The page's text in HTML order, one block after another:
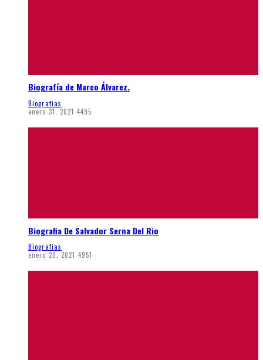
Biografía de Marco Álvarez.
Biografias
enero 31, 2021 4495
Biografia De Salvador Serna Del Rio
Biografias
enero 20, 2021 4951